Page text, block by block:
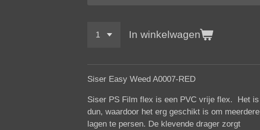
In winkelwagen
Siser Easy Weed A0007-RED
Siser PS Film flex is een PVC vrije flex. Het is
dun, waardoor het erg geschikt is om meerdere
lagen te persen. De klevende drager zorgt